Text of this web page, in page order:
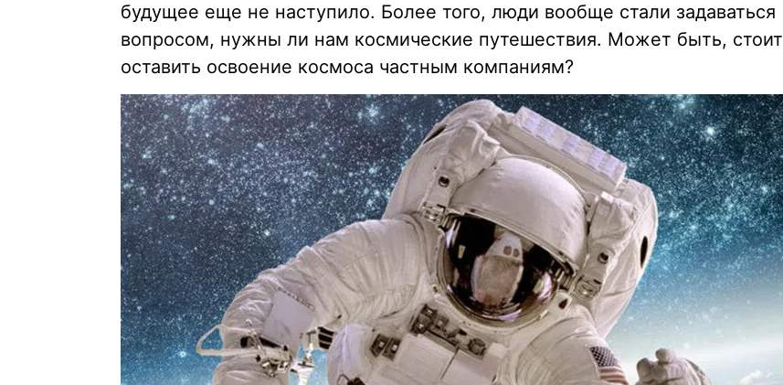
будущее еще не наступило. Более того, люди вообще стали задаваться
вопросом, нужны ли нам космические путешествия. Может быть, стоит
оставить освоение космоса частным компаниям?